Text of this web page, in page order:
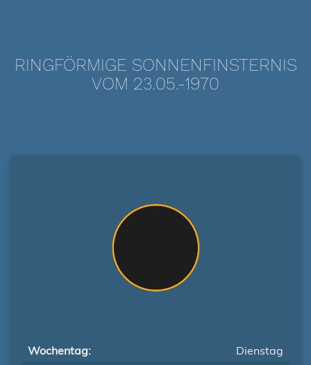
RINGFÖRMIGE SONNENFINSTERNIS
VOM 23.05.-1970
Wochentag:
Dienstag